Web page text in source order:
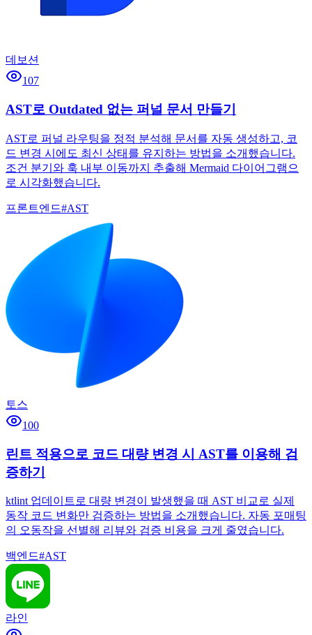
데보션
107
AST로 Outdated 없는 퍼널 문서 만들기
AST로 퍼널 라우팅을 정적 분석해 문서를 자동 생성하고, 코
드 변경 시에도 최신 상태를 유지하는 방법을 소개했습니다.
조건 분기와 훅 내부 이동까지 추출해 Mermaid 다이어그램으
로 시각화했습니다.
프론트엔드#AST
토스
100
린트 적용으로 코드 대량 변경 시 AST를 이용해 검
증하기
ktlint 업데이트로 대량 변경이 발생했을 때 AST 비교로 실제
동작 코드 변화만 검증하는 방법을 소개했습니다. 자동 포매팅
의 오동작을 선별해 리뷰와 검증 비용을 크게 줄였습니다.
백엔드#AST
라인